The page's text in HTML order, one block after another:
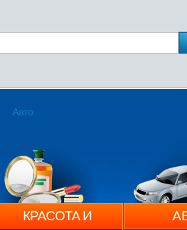
Авто
КРАСОТА И